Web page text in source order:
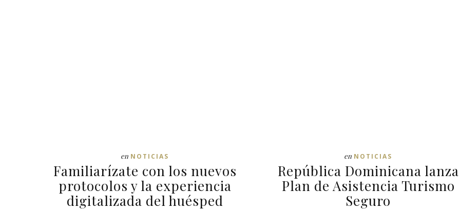
en NOTICIAS
Familiarízate con los nuevos
protocolos y la experiencia
digitalizada del huésped
en NOTICIAS
República Dominicana lanza
Plan de Asistencia Turismo
Seguro